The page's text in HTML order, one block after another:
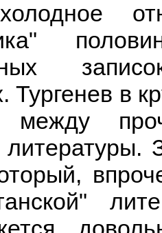
холодное
Тургенев в
между